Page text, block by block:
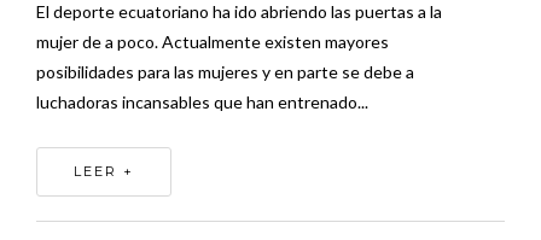
El deporte ecuatoriano ha ido abriendo las puertas a la
mujer de a poco. Actualmente existen mayores
posibilidades para las mujeres y en parte se debe a
luchadoras incansables que han entrenado...
LEER +